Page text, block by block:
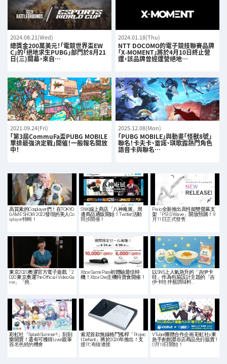
2024.08.21(Wed)
總獎金200萬美元！「電競世界盃EW
C」的「絕地求生PUBG」部門於8月21
日(三)開幕，來自…
2024.01.18(Thu)
NTT DOCOMO的電子競技聯賽品牌
「X-MOMENT」將於4月10日終止營
運，該品牌曾經運營絕地…
2021.09.24(Fri)
「第3屆CommuFa盃PUBG MOBILE
單排最強決定戰」開催！一般報名開放
中！
2025.12.08(Mon)
「PUBG MOBILE」與動畫「怪獸8號」
聯名！卡夫卡、雷諾、琪歌露熱門角色
語音卡與聯名…
高質素的Cosplayer們！在TOKYO
GAME SHOW 2022發現的美人Co
splayer特輯！
SNK線上商店「八神庵展」周
邊商品通販開始！Twitter活動
同步開催！
Pixio全新推出高性能雙螢幕支
架「PS1D Wave」開放預購！9
月11日正式發售
東京2020奧運官方電子遊戲「2
020 東京奧運The Official Video Ga
me」「挑…
Xbox Game Pass初體驗最佳時
機！Xbox One主機特賣會開催！
以SNS上人氣急升的「吉伊卡
哇」作為包裝設計主題的「吉
伊卡哇 拌飯調味料…
彩虹社「Splash Summer!!」刮刮
樂開賣！還有可獲得Liver親筆
簽名色紙的機會
索尼首款無線格鬥搖桿「Projec
t Defiant」將於2026年推出！支
援PC有線連接
VTuber團體合作企画 彩虹社x東
急手創館澀谷店商品先行販賣 1
0月18日開始！